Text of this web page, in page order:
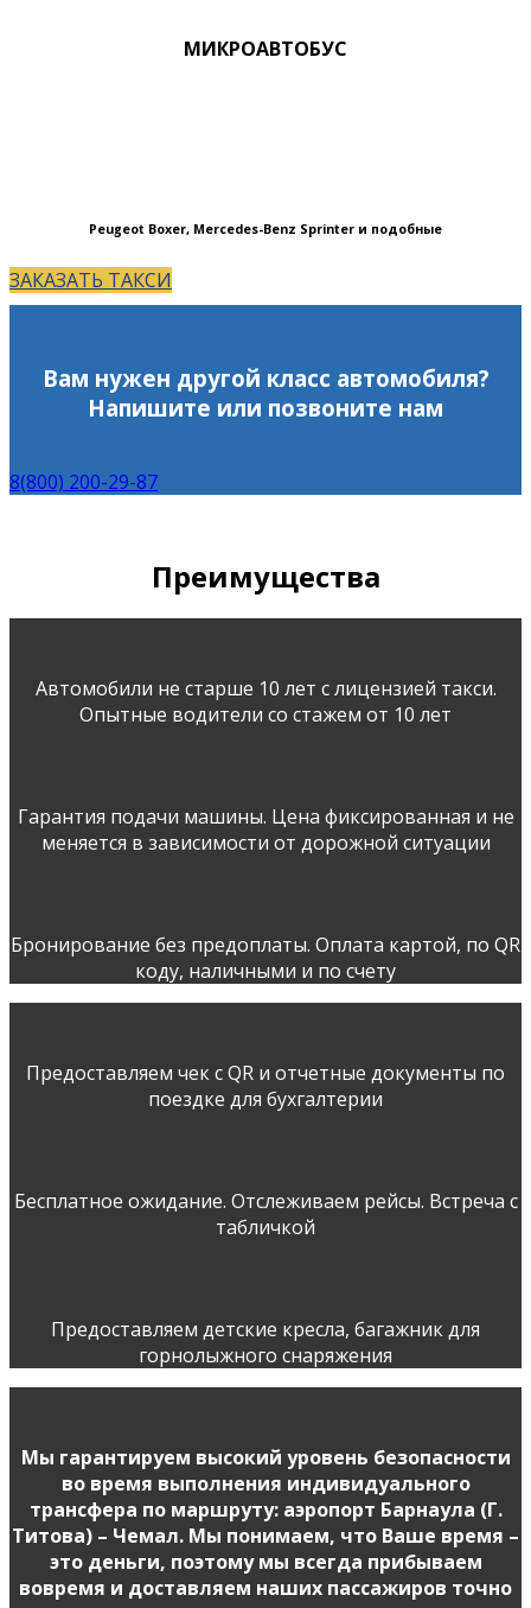
МИКРОАВТОБУС
Peugeot Boxer, Mercedes-Benz Sprinter и подобные
ЗАКАЗАТЬ ТАКСИ
Вам нужен другой класс автомобиля?
Напишите или позвоните нам
8(800) 200-29-87
Преимущества
Автомобили не старше 10 лет с лицензией такси.
Опытные водители со стажем от 10 лет
Гарантия подачи машины. Цена фиксированная и не
меняется в зависимости от дорожной ситуации
Бронирование без предоплаты. Оплата картой, по QR
коду, наличными и по счету
Предоставляем чек с QR и отчетные документы по
поездке для бухгалтерии
Бесплатное ожидание. Отслеживаем рейсы. Встреча с
табличкой
Предоставляем детские кресла, багажник для
горнолыжного снаряжения
Мы гарантируем высокий уровень безопасности
во время выполнения индивидуального
трансфера по маршруту: аэропорт Барнаула (Г.
Титова) – Чемал. Мы понимаем, что Ваше время –
это деньги, поэтому мы всегда прибываем
вовремя и доставляем наших пассажиров точно